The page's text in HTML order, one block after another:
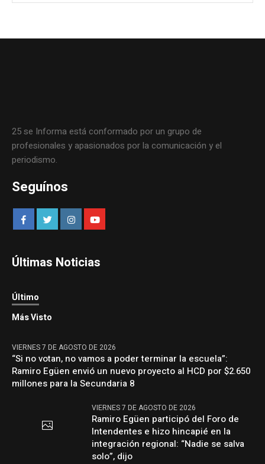
25 se Informa está conformado por un grupo de
profesionales y apasionados por la comunicación y el
periodismo.
Seguínos
Últimas Noticias
Último
Más Visto
VIERNES 7 DE AGOSTO DE 2026
“Si no votan, no vamos a poder terminar la escuela”:
Ramiro Egüen envió un nuevo proyecto al HCD por $2.650
millones para la Secundaria 8
VIERNES 7 DE AGOSTO DE 2026
Ramiro Egüen participó del Foro de
Intendentes e hizo hincapié en la
integración regional: “Nadie se salva
solo”, dijo